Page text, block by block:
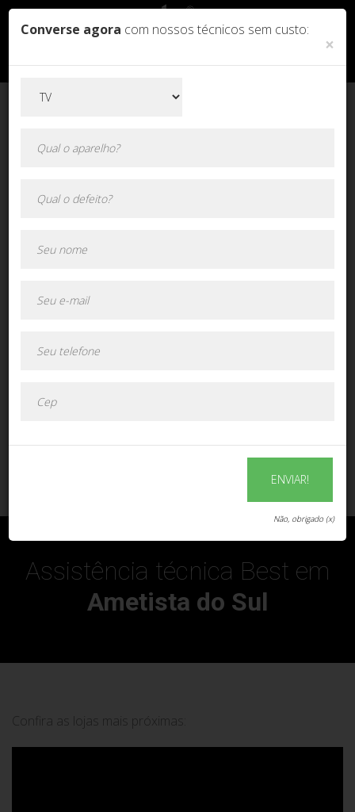
Assistência técnica Best em
Ametista do Sul
Confira as lojas mais próximas:
Converse agora com nossos técnicos sem custo:
×
ENVIAR!
Não, obrigado (x)